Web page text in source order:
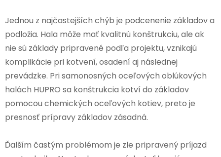
Jednou z najčastejších chýb je podcenenie základov a
podložia. Hala môže mať kvalitnú konštrukciu, ale ak
nie sú základy pripravené podľa projektu, vznikajú
komplikácie pri kotvení, osadení aj následnej
prevádzke. Pri samonosných oceľových oblúkových
halách HUPRO sa konštrukcia kotví do základov
pomocou chemických oceľových kotiev, preto je
presnosť prípravy základov zásadná.
Ďalším častým problémom je zle pripravený príjazd